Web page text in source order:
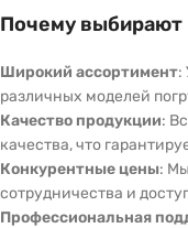
Почему выбирают
Широкий ассортимент:
различных моделей
Качество продукции:
качества, что
Конкурентные цены:
сотрудничества и
Профессиональная